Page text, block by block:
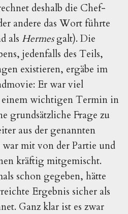
deshalb die Chef-
andere das Wort führte
als Hermesgalt). Die
jedenfalls des Teils,
existieren, ergäbe im
Er war viel
einem wichtigen Termin in
grundsätzliche Frage zu
aus der genannten
mit von der Partie und
kräftig mitgemischt.
schon gegeben, hätte
Ergebnis sicher als
Ganz klar ist es zwar